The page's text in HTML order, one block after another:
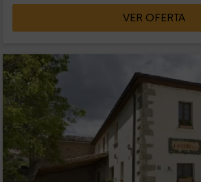
VER OFERTA